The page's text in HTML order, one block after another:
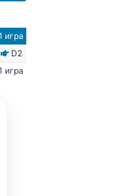
игра
D2
игра